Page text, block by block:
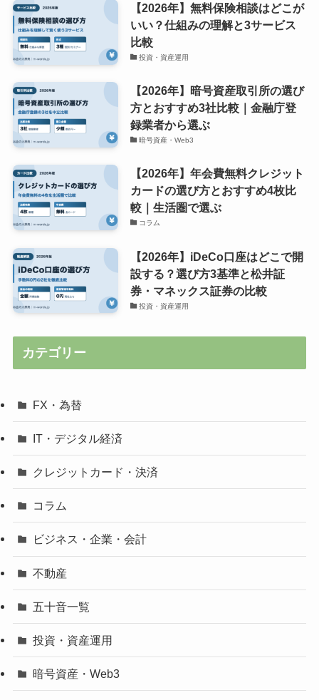
【2026年】無料保険相談はどこが
いい？仕組みの理解と3サービス
比較
投資・資産運用
【2026年】暗号資産取引所の選び
方とおすすめ3社比較｜金融庁登
録業者から選ぶ
暗号資産・Web3
【2026年】年会費無料クレジット
カードの選び方とおすすめ4枚比
較｜生活圏で選ぶ
コラム
【2026年】iDeCo口座はどこで開
設する？選び方3基準と松井証
券・マネックス証券の比較
投資・資産運用
カテゴリー
FX・為替
IT・デジタル経済
クレジットカード・決済
コラム
ビジネス・企業・会計
不動産
五十音一覧
投資・資産運用
暗号資産・Web3